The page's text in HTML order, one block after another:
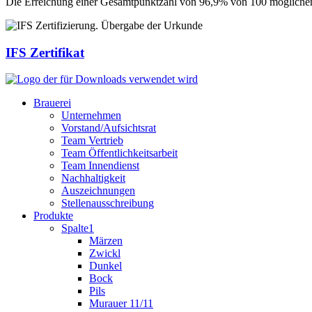
IFS Zertifikat
Brauerei
Unternehmen
Vorstand/Aufsichtsrat
Team Vertrieb
Team Öffentlichkeitsarbeit
Team Innendienst
Nachhaltigkeit
Auszeichnungen
Stellenausschreibung
Produkte
Spalte1
Märzen
Zwickl
Dunkel
Bock
Pils
Murauer 11/11